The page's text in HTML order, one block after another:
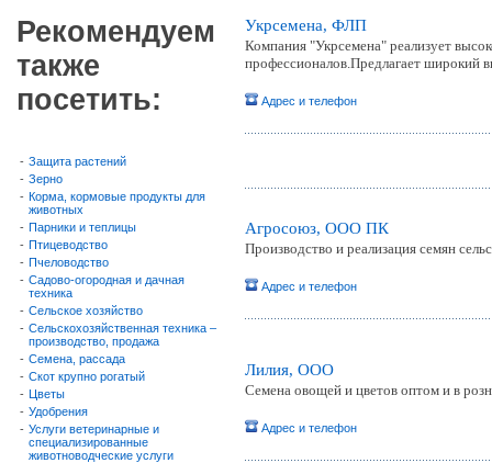
Рекомендуем
также
посетить:
- Защита растений
- Зерно
- Корма, кормовые продукты для
животных
- Парники и теплицы
- Птицеводство
- Пчеловодство
- Садово-огородная и дачная
техника
- Сельское хозяйство
- Сельскохозяйственная техника –
производство, продажа
- Семена, рассада
- Скот крупно рогатый
- Цветы
- Удобрения
- Услуги ветеринарные и
специализированные
животноводческие услуги
Укрсемена, ФЛП
Компания "Укрсемена" реализует
профессионалов.Предлагает широкий
Адрес и телефон
Агросоюз, ООО ПК
Производство и реализация семян
Адрес и телефон
Лилия, ООО
Семена овощей и цветов оптом и в
Адрес и телефон